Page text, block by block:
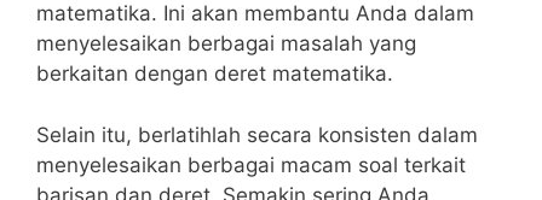
matematika. Ini ⁤akan membantu Anda dalam
menyelesaikan berbagai masalah yang
berkaitan​ dengan deret matematika.
Selain itu,​ berlatihlah secara konsisten dalam
menyelesaikan‍ berbagai macam soal terkait
barisan dan deret. ‍Semakin sering Anda